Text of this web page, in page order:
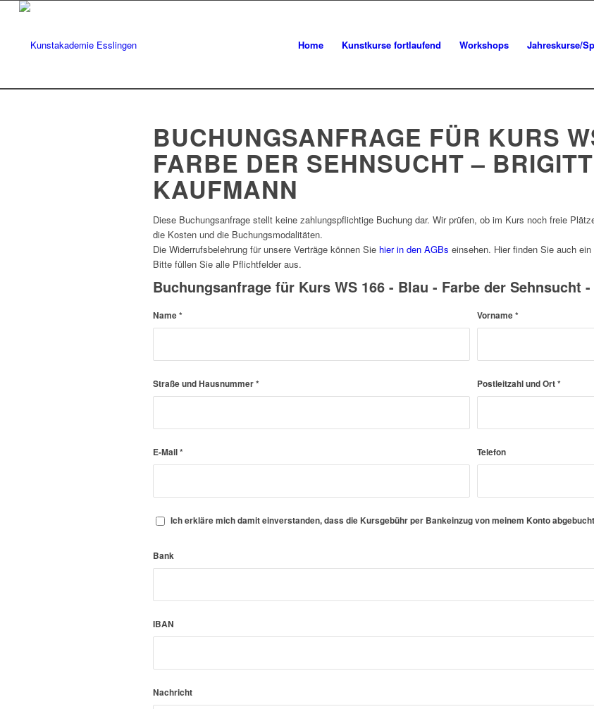
Home Kunstkurse fortlaufend Workshops Jahreskurse/
BUCHUNGSANFRAGE FÜR KURS
FARBE DER SEHNSUCHT –
KAUFMANN
Diese Buchungsanfrage stellt keine zahlungspflichtige Buchung dar. Wir prüfen, ob im Kurs noch freie
die Kosten und die Buchungsmodalitäten.
Die Widerrufsbelehrung für unsere Verträge können Sie hier in den AGBs einsehen. Hier finden Sie auch
Bitte füllen Sie alle Pflichtfelder aus.
Buchungsanfrage für Kurs WS 166 - Blau - Farbe der Sehnsucht
Name* Vorname*
Straße und Hausnummer* Postleitzahl und Ort*
E-Mail* Telefon
Ich erkläre mich damit einverstanden, dass die Kursgebühr per Bankeinzug von meinem Konto
Bank
IBAN
Nachricht